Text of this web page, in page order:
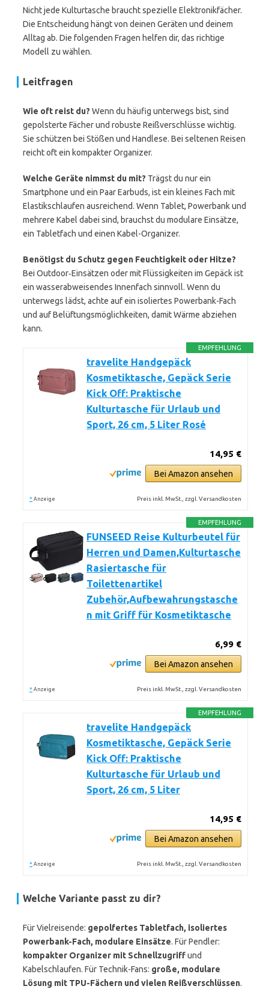
Nicht jede Kulturtasche braucht spezielle Elektronikfächer.
Die Entscheidung hängt von deinen Geräten und deinem
Alltag ab. Die folgenden Fragen helfen dir, das richtige
Modell zu wählen.
Leitfragen
Wie oft reist du? Wenn du häufig unterwegs bist, sind
gepolsterte Fächer und robuste Reißverschlüsse wichtig.
Sie schützen bei Stößen und Handlese. Bei seltenen Reisen
reicht oft ein kompakter Organizer.
Welche Geräte nimmst du mit? Trägst du nur ein
Smartphone und ein Paar Earbuds, ist ein kleines Fach mit
Elastikschlaufen ausreichend. Wenn Tablet, Powerbank und
mehrere Kabel dabei sind, brauchst du modulare Einsätze,
ein Tabletfach und einen Kabel-Organizer.
Benötigst du Schutz gegen Feuchtigkeit oder Hitze?
Bei Outdoor‑Einsätzen oder mit Flüssigkeiten im Gepäck ist
ein wasserabweisendes Innenfach sinnvoll. Wenn du
unterwegs lädst, achte auf ein isoliertes Powerbank-Fach
und auf Belüftungsmöglichkeiten, damit Wärme abziehen
kann.
EMPFEHLUNG
travelite Handgepäck
Kosmetiktasche, Gepäck Serie
Kick Off: Praktische
Kulturtasche für Urlaub und
Sport, 26 cm, 5 Liter Rosé
14,95 €
Bei Amazon ansehen
* Anzeige Preis inkl. MwSt., zzgl. Versandkosten
EMPFEHLUNG
FUNSEED Reise Kulturbeutel für
Herren und Damen,Kulturtasche
Rasiertasche für
Toilettenartikel
Zubehör,Aufbewahrungstasche
n mit Griff für Kosmetiktasche
6,99 €
Bei Amazon ansehen
* Anzeige Preis inkl. MwSt., zzgl. Versandkosten
EMPFEHLUNG
travelite Handgepäck
Kosmetiktasche, Gepäck Serie
Kick Off: Praktische
Kulturtasche für Urlaub und
Sport, 26 cm, 5 Liter
14,95 €
Bei Amazon ansehen
* Anzeige Preis inkl. MwSt., zzgl. Versandkosten
Welche Variante passt zu dir?
Für Vielreisende: gepolfertes Tabletfach, isoliertes
Powerbank-Fach, modulare Einsätze. Für Pendler:
kompakter Organizer mit Schnellzugriffund
Kabelschlaufen. Für Technik-Fans: große, modulare
Lösung mit TPU-Fächern und vielen Reißverschlüssen.